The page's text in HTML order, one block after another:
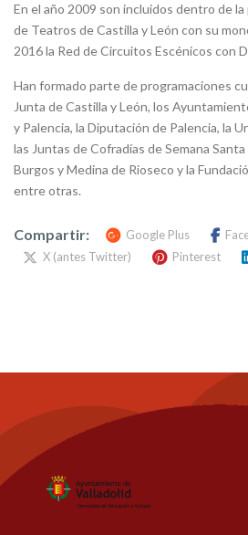
En el año 2009 son incluidos dentro de la
de Teatros de Castilla y León con su
2016 la Red de Circuitos Escénicos con
Han formado parte de programaciones
Junta de Castilla y León, los
y Palencia, la Diputación de Palencia, la
las Juntas de Cofradías de Semana
Burgos y Medina de Rioseco y la
entre otras.
Compartir: Google Plus
X (antes Twitter)
Pinterest